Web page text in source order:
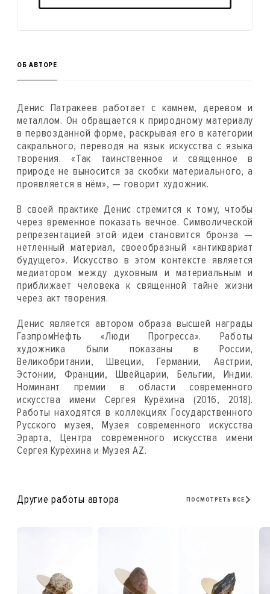
ОБ АВТОРЕ
Денис Патракеев работает с камнем, деревом и
металлом. Он обращается к природному материалу
в первозданной форме, раскрывая его в категории
сакрального, переводя на язык искусства с языка
творения. «Так таинственное и священное в
природе не выносится за скобки материального, а
проявляется в нём», — говорит художник.
В своей практике Денис стремится к тому, чтобы
через временное показать вечное. Символической
репрезентацией этой идеи становится бронза —
нетленный материал, своеобразный «антиквариат
будущего». Искусство в этом контексте является
медиатором между духовным и материальным и
приближает человека к священной тайне жизни
через акт творения.
Денис является автором образа высшей награды
ГазпромНефть «Люди Прогресса». Работы
художника были показаны в России,
Великобритании, Швеции, Германии, Австрии,
Эстонии, Франции, Швейцарии, Бельгии, Индии.
Номинант премии в области современного
искусства имени Сергея Курёхина (2016, 2018).
Работы находятся в коллекциях Государственного
Русского музея, Музея современного искусства
Эрарта, Центра современного искусства имени
Сергея Курёхина и Музея AZ.
Другие работы автора ПОСМОТРЕТЬ ВСЕ